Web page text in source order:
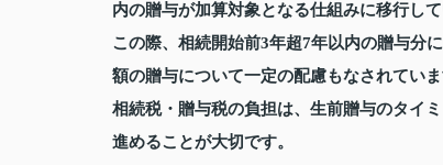
内の贈与が加算対象となる仕組みに移行して
この際、相続開始前3年超7年以内の贈与分
額の贈与について一定の配慮もなされていま
相続税・贈与税の負担は、生前贈与のタイ
進めることが大切です。